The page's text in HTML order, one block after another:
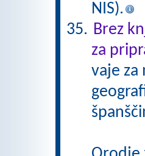
NIS).
Brez
za
vaje za